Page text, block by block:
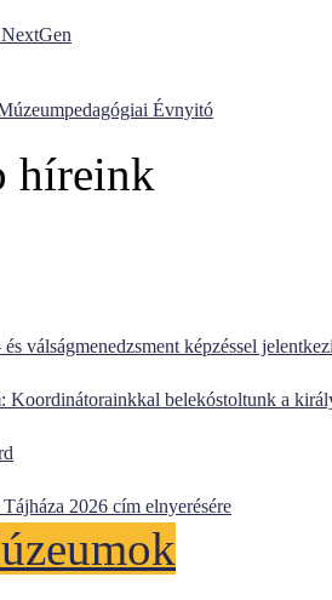
Évnyitó
híreink
válságmenedzsment képzéssel
Koordinátorainkkal belekóstoltunk a
2026 cím elnyerésére